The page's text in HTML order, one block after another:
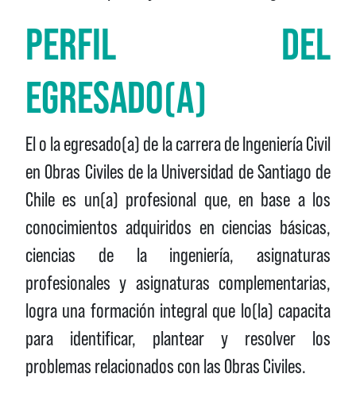
PERFIL DEL
EGRESADO(A)
El o la egresado(a) de la carrera de Ingeniería Civil
en Obras Civiles de la Universidad de Santiago de
Chile es un(a) profesional que, en base a los
conocimientos adquiridos en ciencias básicas,
ciencias de la ingeniería, asignaturas
profesionales y asignaturas complementarias,
logra una formación integral que lo(la) capacita
para identificar, plantear y resolver los
problemas relacionados con las Obras Civiles.